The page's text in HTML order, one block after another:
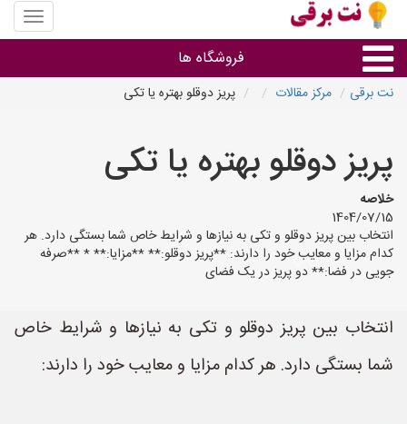
منوی
سایت
برقی
فروشگاه ها
سایر گروه ها
نت برقی مرکز مقالات پریز دوقلو بهتره یا تکی
پریز دوقلو بهتره یا تکی
خلاصه
1404/07/15
انتخاب بین پریز دوقلو و تکی به نیازها و شرایط خاص شما بستگی دارد. هر
کدام مزایا و معایب خود را دارند: **پریز دوقلو:** **مزایا:** * **صرفه
جویی در فضا:** دو پریز در یک فضای
انتخاب بین پریز دوقلو و تکی به نیازها و شرایط خاص
شما بستگی دارد. هر کدام مزایا و معایب خود را دارند: